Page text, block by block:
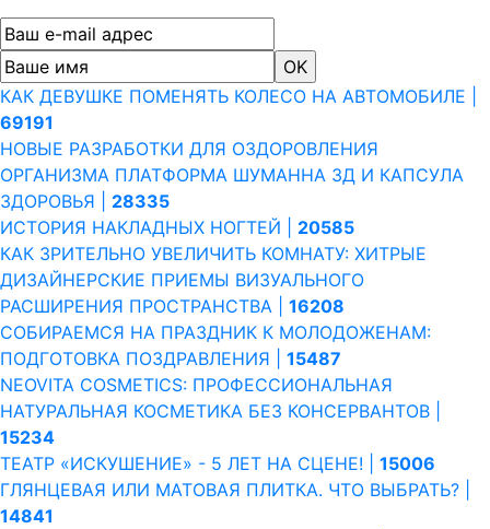
КАК ДЕВУШКЕ ПОМЕНЯТЬ КОЛЕСО НА АВТОМОБИЛЕ |
69191
НОВЫЕ РАЗРАБОТКИ ДЛЯ ОЗДОРОВЛЕНИЯ
ОРГАНИЗМА ПЛАТФОРМА ШУМАННА 3Д И КАПСУЛА
ЗДОРОВЬЯ | 28335
ИСТОРИЯ НАКЛАДНЫХ НОГТЕЙ | 20585
КАК ЗРИТЕЛЬНО УВЕЛИЧИТЬ КОМНАТУ: ХИТРЫЕ
ДИЗАЙНЕРСКИЕ ПРИЕМЫ ВИЗУАЛЬНОГО
РАСШИРЕНИЯ ПРОСТРАНСТВА | 16208
СОБИРАЕМСЯ НА ПРАЗДНИК К МОЛОДОЖЕНАМ:
ПОДГОТОВКА ПОЗДРАВЛЕНИЯ | 15487
NEOVITA COSMETICS: ПРОФЕССИОНАЛЬНАЯ
НАТУРАЛЬНАЯ КОСМЕТИКА БЕЗ КОНСЕРВАНТОВ |
15234
ТЕАТР «ИСКУШЕНИЕ» - 5 ЛЕТ НА СЦЕНЕ! | 15006
ГЛЯНЦЕВАЯ ИЛИ МАТОВАЯ ПЛИТКА. ЧТО ВЫБРАТЬ? |
14841